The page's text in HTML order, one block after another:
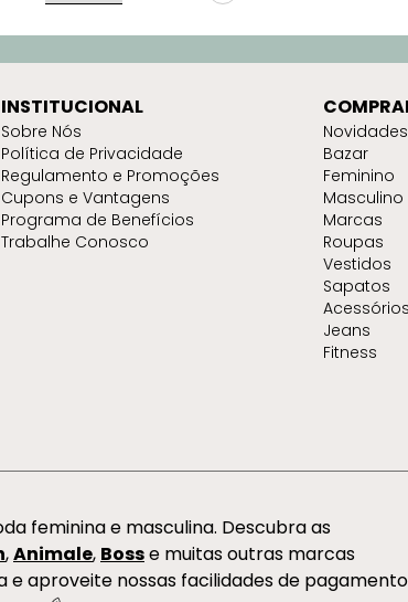
INSTITUCIONAL
Sobre Nós
Política de Privacidade
Regulamento e Promoções
Cupons e Vantagens
Programa de Benefícios
Trabalhe Conosco
Novidades
Bazar
Feminino
Masculino
Marcas
Roupas
Vestidos
Sapatos
Acessórios
Jeans
Fitness
feminina e masculina. Descubra as
,Animale, Bosse muitas outras marcas
aproveite nossas facilidades de